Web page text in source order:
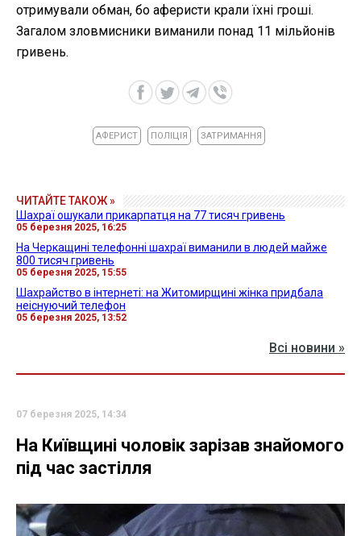
отримували обман, бо аферисти крали їхні гроші.
Загалом зловмисники виманили понад 11 мільйонів
гривень.
АФЕРИСТ ПОЛІЦІЯ ЗАТРИМАННЯ
ЧИТАЙТЕ ТАКОЖ »
Шахраї ошукали прикарпатця на 77 тисяч гривень
05 березня 2025, 16:25
На Черкащині телефонні шахраї виманили в людей майже
800 тисяч гривень
05 березня 2025, 15:55
Шахрайство в інтернеті: на Житомирщині жінка придбала
неіснуючий телефон
05 березня 2025, 13:52
Всі новини »
07 березня 2025, 14:34
На Київщині чоловік зарізав знайомого
під час застілля